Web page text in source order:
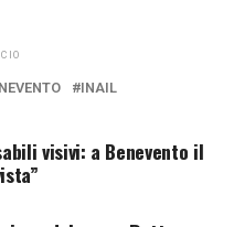
INAIL
visivi: a Benevento il